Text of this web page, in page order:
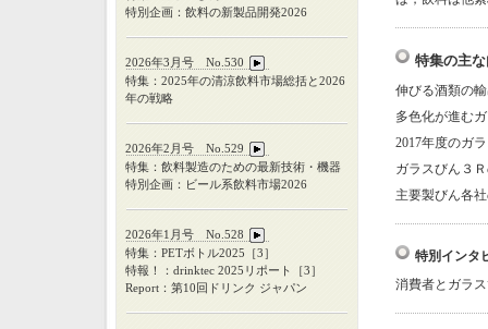
特集の主
伸びる酒類の
多色化が進む
2017年度のガ
ガラスびん３
主要製びん各
特別インタ
消費者とガラ
特別企画：飲料の新製品開発2026
2026年3月号 No.530
特集：2025年の清涼飲料市場総括と2026
年の戦略
2026年2月号 No.529
特集：飲料製造のための最新技術・機器
特別企画：ビール系飲料市場2026
2026年1月号 No.528
特集：PETボトル2025［3］
特報！：drinktec 2025リポート［3］
Report：第10回ドリンク ジャパン